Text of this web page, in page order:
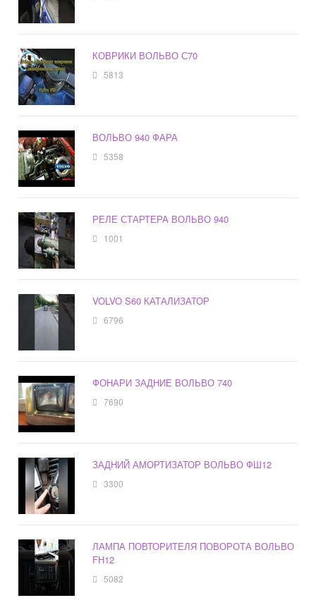
КОВРИКИ ВОЛЬВО С70
5813
ВОЛЬВО 940 ФАРА
5358
РЕЛЕ СТАРТЕРА ВОЛЬВО 940
1001
VOLVO S60 КАТАЛИЗАТОР
6796
ФОНАРИ ЗАДНИЕ ВОЛЬВО 740
7690
ЗАДНИЙ АМОРТИЗАТОР ВОЛЬВО ФШ12
3300
ЛАМПА ПОВТОРИТЕЛЯ ПОВОРОТА ВОЛЬВО
FH12
5082